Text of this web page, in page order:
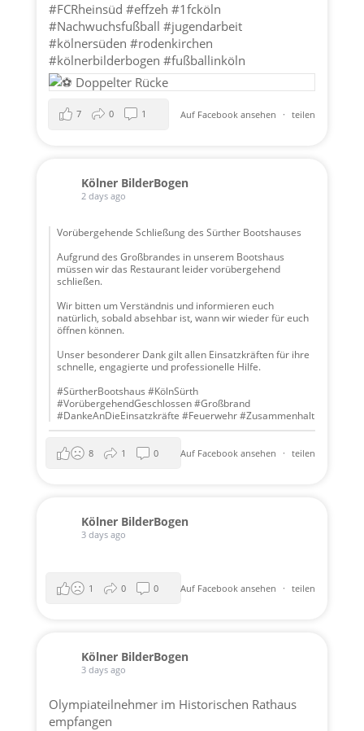
#FCRheinsüd #effzeh #1fcköln
#Nachwuchsfußball #jugendarbeit
#kölnersüden #rodenkirchen
#kölnerbilderbogen #fußballinköln
Auf Facebook ansehen · teilen
7 0 1
Kölner BilderBogen
2 days ago
Vorübergehende Schließung des Sürther Bootshauses
Aufgrund des Großbrandes in unserem Bootshaus
müssen wir das Restaurant leider vorübergehend
schließen.
Wir bitten um Verständnis und informieren euch
natürlich, sobald absehbar ist, wann wir wieder für euch
öffnen können.
Unser besonderer Dank gilt allen Einsatzkräften für ihre
schnelle, engagierte und professionelle Hilfe.
#SürtherBootshaus #KölnSürth
#VorübergehendGeschlossen #Großbrand
#DankeAnDieEinsatzkräfte #Feuerwehr #Zusammenhalt
Auf Facebook ansehen · teilen
8 1 0
Kölner BilderBogen
3 days ago
Auf Facebook ansehen · teilen
1 0 0
Kölner BilderBogen
3 days ago
Olympiateilnehmer im Historischen Rathaus
empfangen